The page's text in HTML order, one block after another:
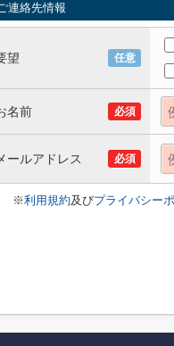
連絡先情報
望 任意
名前 必須
ールアドレス 必須
※利用規約及びプライバシー